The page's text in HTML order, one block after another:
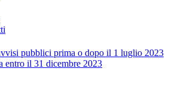
pubblici prima o dopo il 1 luglio 2023
entro il 31 dicembre 2023